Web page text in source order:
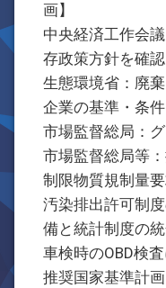
画】
中央経済工作会
存政策方針を確認
生態環境省：廃
企業の基準・条
市場監督総局：
市場監督総局等
制限物質規制量
汚染排出許可制
備と統計制度の
車検時のOBD検
推奨国家基準計